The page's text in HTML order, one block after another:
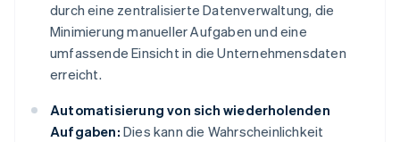
durch eine zentralisierte Datenverwaltung, die
Minimierung manueller Aufgaben und eine
umfassende Einsicht in die Unternehmensdaten
erreicht.
Automatisierung von sich wiederholenden
Aufgaben: Dies kann die Wahrscheinlichkeit